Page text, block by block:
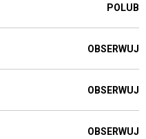
POLUB
OBSERWUJ
OBSERWUJ
OBSERWUJ